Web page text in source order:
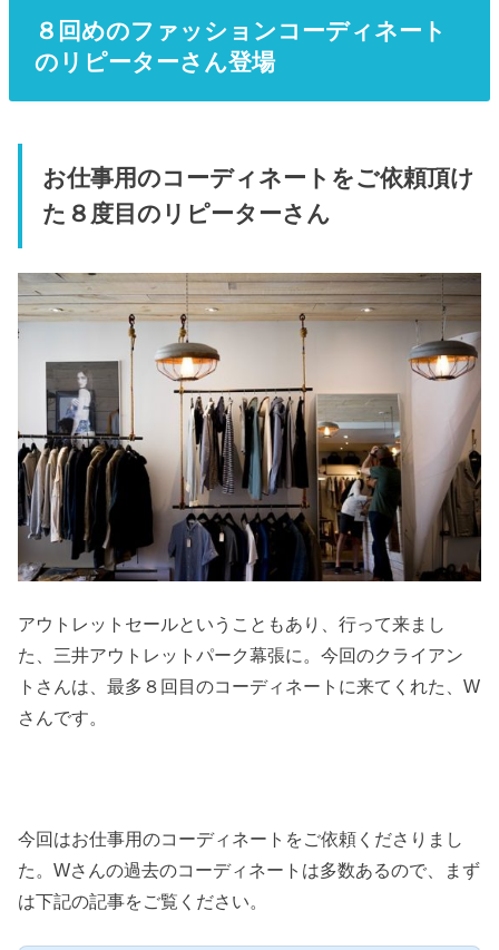
８回めのファッションコーディネート
のリピーターさん登場
お仕事用のコーディネートをご依頼頂け
た８度目のリピーターさん
アウトレットセールということもあり、行って来まし
た、三井アウトレットパーク幕張に。今回のクライアン
トさんは、最多８回目のコーディネートに来てくれた、W
さんです。
今回はお仕事用のコーディネートをご依頼くださりまし
た。Wさんの過去のコーディネートは多数あるので、まず
は下記の記事をご覧ください。